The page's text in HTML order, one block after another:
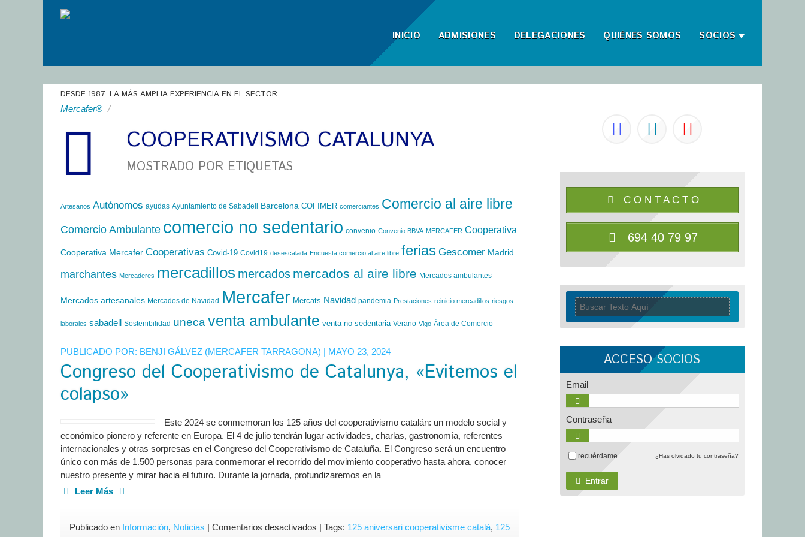
INICIO ADMISIONES DELEGACIONES QUIÉNES SOMOS SOCIOS
DESDE 1987. LA MÁS AMPLIA EXPERIENCIA EN EL SECTOR.
Mercafer® /
COOPERATIVISMO CATALUNYA
MOSTRADO POR ETIQUETAS
Artesanos Autónomos ayudas Ayuntamiento de Sabadell Barcelona COFIMER comerciantes Comercio al aire libre
Comercio Ambulante comercio no sedentario convenio Convenio BBVA-MERCAFER Cooperativa
Cooperativa Mercafer Cooperativas Covid-19 Covid19 desescalada Encuesta comercio al aire libre ferias Gescomer Madrid
marchantes Mercaderes mercadillos mercados mercados al aire libre Mercados ambulantes
Mercados artesanales Mercados de Navidad Mercafer Mercats Navidad pandemia Prestaciones reinicio mercadillos riesgos
laborales sabadell Sostenibilidad uneca venta ambulante venta no sedentaria Verano Vigo Área de Comercio
PUBLICADO POR: BENJI GÁLVEZ (MERCAFER TARRAGONA) | MAYO 23, 2024
Congreso del Cooperativismo de Catalunya, «Evitemos el
colapso»
Este 2024 se conmemoran los 125 años del cooperativismo catalán: un modelo social y
económico pionero y referente en Europa. El 4 de julio tendrán lugar actividades, charlas, gastronomía, referentes
internacionales y otras sorpresas en el Congreso del Cooperativismo de Cataluña. El Congreso será un encuentro
único con más de 1.500 personas para conmemorar el recorrido del movimiento cooperativo hasta ahora, conocer
nuestro presente y mirar hacia el futuro. Durante la jornada, profundizaremos en la
Leer Más
Publicado en Información, Noticias | Comentarios desactivadosen| Tags: 125 aniversari cooperativisme català, 125
C O N T A C T O
694 40 79 97
ACCESO SOCIOS
Email
Contraseña
recuérdame ¿Has olvidado tu contraseña?
Entrar